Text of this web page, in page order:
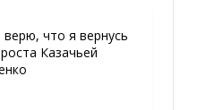
что я вернусь
Казачьей